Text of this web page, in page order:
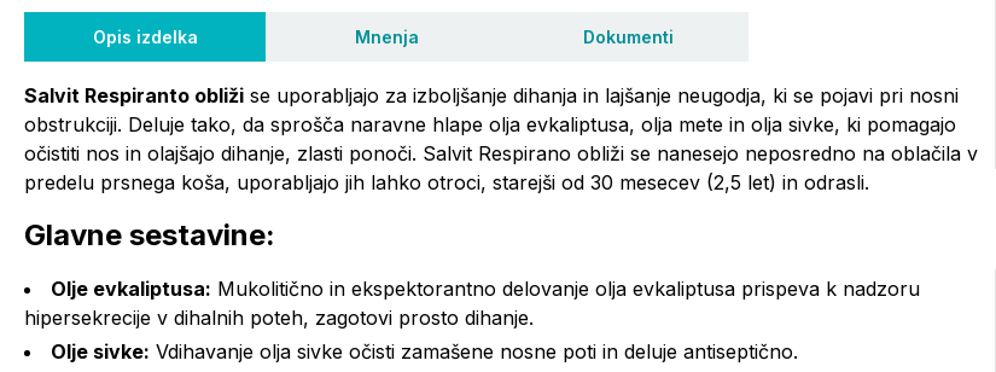
Opis izdelka Mnenja Dokumenti
Salvit Respiranto obliži se uporabljajo za izboljšanje dihanja in lajšanje neugodja, ki se pojavi pri nosni
obstrukciji. Deluje tako, da sprošča naravne hlape olja evkaliptusa, olja mete in olja sivke, ki pomagajo
očistiti nos in olajšajo dihanje, zlasti ponoči. Salvit Respirano obliži se nanesejo neposredno na oblačila v
predelu prsnega koša, uporabljajo jih lahko otroci, starejši od 30 mesecev (2,5 let) in odrasli.
Glavne sestavine:
Olje evkaliptusa: Mukolitično in ekspektorantno delovanje olja evkaliptusa prispeva k nadzoru
hipersekrecije v dihalnih poteh, zagotovi prosto dihanje.
Olje sivke: Vdihavanje olja sivke očisti zamašene nosne poti in deluje antiseptično.